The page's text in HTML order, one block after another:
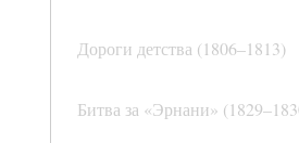
Дороги детства (1806–1813)
Битва за «Эрнани»